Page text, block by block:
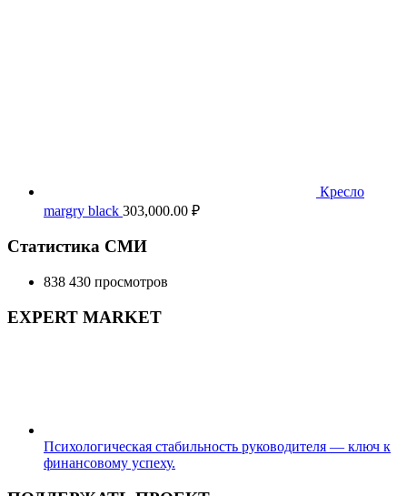
Кресло
margry black 303,000.00 ₽
Статистика СМИ
838 430 просмотров
EXPERT MARKET
Психологическая стабильность руководителя — ключ к
финансовому успеху.